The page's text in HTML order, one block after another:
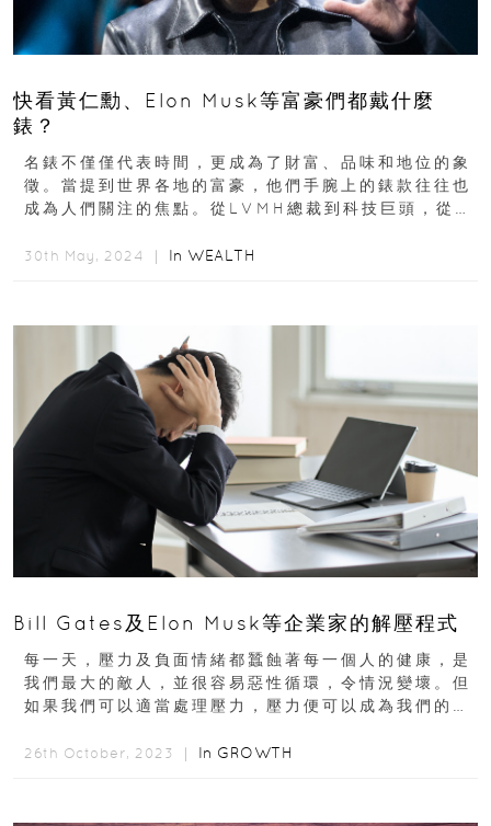
快看黃仁勳、Elon Musk等富豪們都戴什麼
錶？
名錶不僅僅代表時間，更成為了財富、品味和地位的象
徵。當提到世界各地的富豪，他們手腕上的錶款往往也
成為人們關注的焦點。從LVMH總裁到科技巨頭，從華
30th May, 2024 ｜ In WEALTH
Bill Gates及Elon Musk等企業家的解壓程式
每一天，壓力及負面情緒都蠶蝕著每一個人的健康，是
我們最大的敵人，並很容易惡性循環，令情況變壞。但
如果我們可以適當處理壓力，壓力便可以成為我們的助
26th October, 2023 ｜ In GROWTH